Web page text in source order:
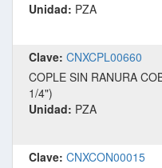
Unidad: PZA
Clave: CNXCPL00660
COPLE SIN RANURA
1/4")
Unidad: PZA
Clave: CNXCON00015